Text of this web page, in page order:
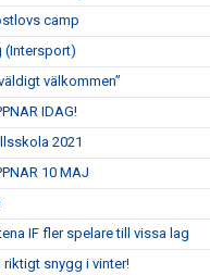
camp
(Intersport)
välkommen”
IDAG!
2021
10 MAJ
IF fler spelare till vissa lag
riktigt snygg i vinter!